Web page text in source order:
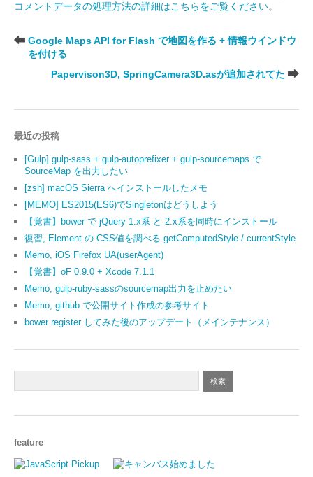
コメントデータの処理方法の詳細はこちらをご覧ください。
Google Maps API for Flash で地図を作る + 情報ウインドウ
を付ける
Papervison3D, SpringCamera3D.asが追加されてた
最近の投稿
[Gulp] gulp-sass + gulp-autoprefixer + gulp-sourcemaps で
SourceMap を出力したい
[zsh] macOS Sierra へインストールしたメモ
[MEMO] ES2015(ES6)でSingletonはどうしよう
【覚書】bower で jQuery 1.x系 と 2.x系を同時にインストール
復習, Element の CSS値を調べる getComputedStyle / currentStyle
Memo, iOS Firefox UA(userAgent)
【覚書】oF 0.9.0 + Xcode 7.1.1
Memo, gulp-ruby-sassのsourcemap出力を止めたい
Memo, github で公開サイト作成の参考サイト
bower register してみた後のアップデート（メインテナンス）
feature